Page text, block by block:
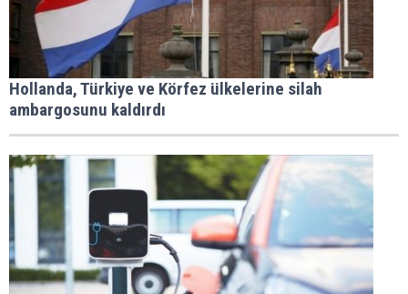
Hollanda, Türkiye ve Körfez ülkelerine silah
ambargosunu kaldırdı